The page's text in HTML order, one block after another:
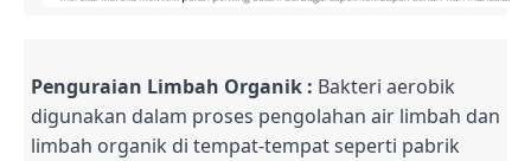
Penguraian Limbah Organik : Bakteri aerobik
digunakan dalam proses pengolahan air limbah dan
limbah organik di tempat-tempat seperti pabrik